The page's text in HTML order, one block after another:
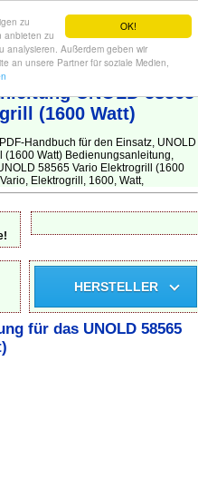
OK!
zu
anbieten zu
analysieren. Außerdem geben wir
an unsere Partner für soziale Medien,
die deutsche Anleitung!
UNOLD 58565
(1600 Watt)
Handbuch für den Einsatz, UNOLD
(1600 Watt) Bedienungsanleitung,
58565 Vario Elektrogrill (1600
Elektrogrill, 1600, Watt,
HERSTELLER
für das UNOLD 58565